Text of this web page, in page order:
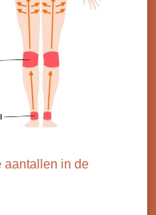
aantallen in de